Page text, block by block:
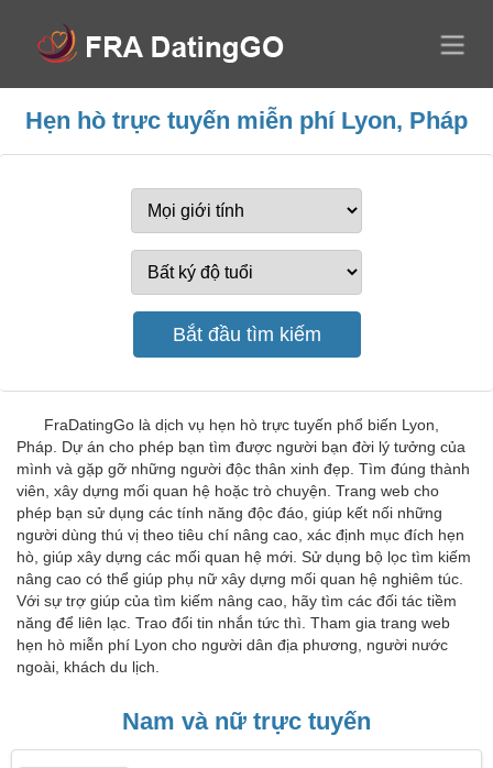
Hẹn hò trực tuyến miễn phí Lyon, Pháp
FraDatingGo là dịch vụ hẹn hò trực tuyến phổ biến Lyon,
Pháp. Dự án cho phép bạn tìm được người bạn đời lý tưởng của
mình và gặp gỡ những người độc thân xinh đẹp. Tìm đúng thành
viên, xây dựng mối quan hệ hoặc trò chuyện. Trang web cho
phép bạn sử dụng các tính năng độc đáo, giúp kết nối những
người dùng thú vị theo tiêu chí nâng cao, xác định mục đích hẹn
hò, giúp xây dựng các mối quan hệ mới. Sử dụng bộ lọc tìm kiếm
nâng cao có thể giúp phụ nữ xây dựng mối quan hệ nghiêm túc.
Với sự trợ giúp của tìm kiếm nâng cao, hãy tìm các đối tác tiềm
năng để liên lạc. Trao đổi tin nhắn tức thì. Tham gia trang web
hẹn hò miễn phí Lyon cho người dân địa phương, người nước
ngoài, khách du lịch.
Nam và nữ trực tuyến